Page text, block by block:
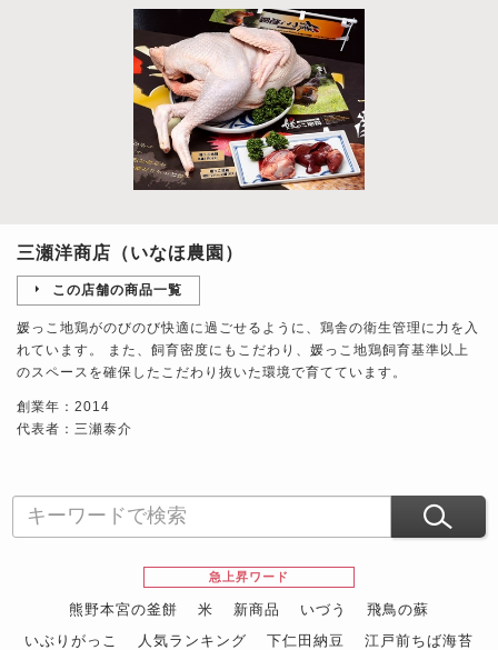
三瀬洋商店（いなほ農園）
この店舗の商品一覧
媛っこ地鶏がのびのび快適に過ごせるように、鶏舎の衛生管理に力を入
れています。 また、飼育密度にもこだわり、媛っこ地鶏飼育基準以上
のスペースを確保したこだわり抜いた環境で育てています。
創業年：2014
代表者：三瀬泰介
急上昇ワード
熊野本宮の釜餅 米 新商品 いづう
飛鳥の蘇
いぶりがっこ
人気ランキング 下仁田納豆
江戸前ちば海苔